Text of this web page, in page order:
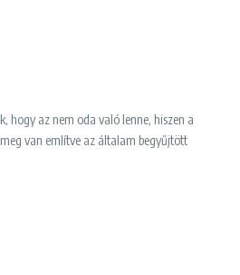
hogy az nem oda való lenne, hiszen a
van említve az általam begyűjtött